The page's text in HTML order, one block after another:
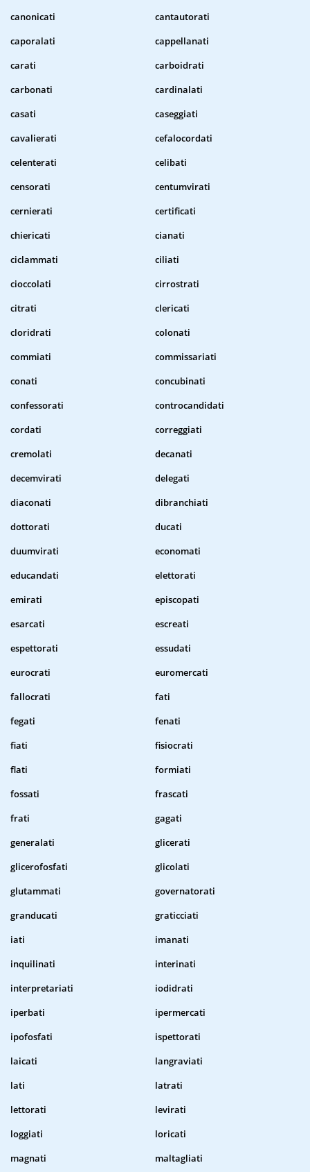
canonicati
cantautorati
caporalati
cappellanati
carati
carboidrati
carbonati
cardinalati
casati
caseggiati
cavalierati
cefalocordati
celenterati
celibati
censorati
centumvirati
cernierati
certificati
chiericati
cianati
ciclammati
ciliati
cioccolati
cirrostrati
citrati
clericati
cloridrati
colonati
commiati
commissariati
conati
concubinati
confessorati
controcandidati
cordati
correggiati
cremolati
decanati
decemvirati
delegati
diaconati
dibranchiati
dottorati
ducati
duumvirati
economati
educandati
elettorati
emirati
episcopati
esarcati
escreati
espettorati
essudati
eurocrati
euromercati
fallocrati
fati
fegati
fenati
fiati
fisiocrati
flati
formiati
fossati
frascati
frati
gagati
generalati
glicerati
glicerofosfati
glicolati
glutammati
governatorati
granducati
graticciati
iati
imanati
inquilinati
interinati
interpretariati
iodidrati
iperbati
ipermercati
ipofosfati
ispettorati
laicati
langraviati
lati
latrati
lettorati
levirati
loggiati
loricati
magnati
maltagliati